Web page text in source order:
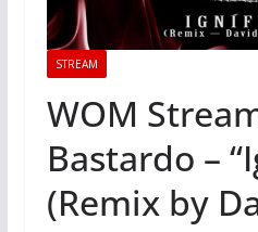
STREAM
WOM
Bastardo –
(Remix by